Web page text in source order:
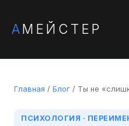
АМЕЙСТЕР
Главная / Блог / Ты не
ПСИХОЛОГИЯ ·